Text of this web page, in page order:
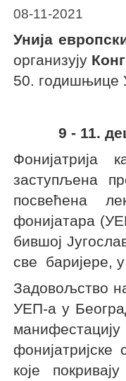
08-11-2021
Унија
организују
50. годишњице
9 - 11.
Фонијатрија
заступљена
посвећена
фонијатара
бившој
све баријере,
Задовољство
УЕП-а у
фонијатријске
које